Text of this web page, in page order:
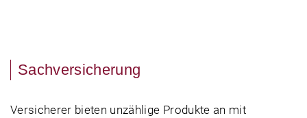
Sachversicherung
Versicherer bieten unzählige Produkte an mit